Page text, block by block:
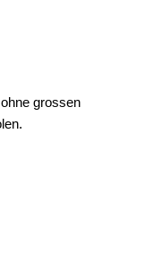
grossen